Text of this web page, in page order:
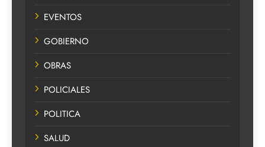
EVENTOS
GOBIERNO
OBRAS
POLICIALES
POLITICA
SALUD